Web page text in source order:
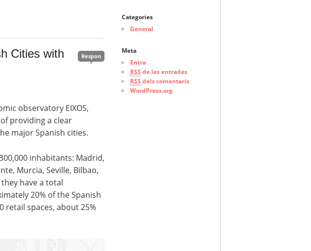
Cities with
Respon
observatory EIXOS,
providing a clear
major Spanish cities.
inhabitants: Madrid,
Murcia, Seville, Bilbao,
have a total
20% of the Spanish
retail spaces, about 25%
Categories
General
Meta
Entra
RSS de les entrades
RSS dels comentaris
WordPress.org